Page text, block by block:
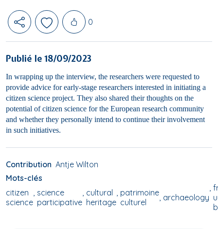
Likes
0
Publié le 18/09/2023
In wrapping up the interview, the researchers were requested to
provide advice for early-stage researchers interested in initiating a
citizen science project. They also shared their thoughts on the
potential of citizen science for the European research community
and whether they personally intend to continue their involvement
in such initiatives.
Contribution Antje Wilton
Mots-clés
citizen
science
science
participative
cultural
heritage
patrimoine
culturel
archaeology